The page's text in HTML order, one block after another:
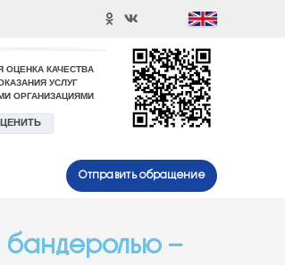
Отправить обращение
–